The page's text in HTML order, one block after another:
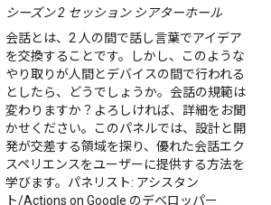
シーズン 2 セッション シアターホール
会話とは、2 人の間で話し言葉でアイデア
を交換することです。しかし、このような
やり取りが人間とデバイスの間で行われる
としたら、どうでしょうか。会話の規範は
変わりますか？よろしければ、詳細をお聞
かせください。このパネルでは、設計と開
発が交差する領域を探り、優れた会話エク
スペリエンスをユーザーに提供する方法を
学びます。パネリスト: アシスタン
ト/Actions on Google のデベロッパー